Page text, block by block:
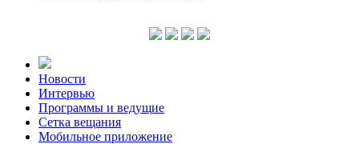
Новости
Интервью
Программы и ведущие
Сетка вещания
Мобильное приложение